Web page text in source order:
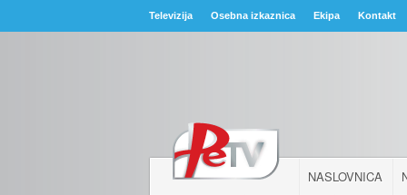
Televizija Osebna izkaznica Ekipa Kontakt
NASLOVNICA